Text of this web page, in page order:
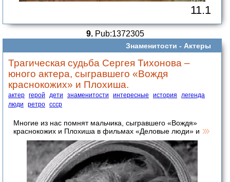
11.1
9.Pub:1372305
Знаменитости - Актеры
Трагическая судьба Сергея Тихонова –
юного актера, сыгравшего «Вождя
краснокожих» и Плохиша.
актер герой дети знаменитости интересные история
легенда
люди
ретро ссср
Многие из нас помнят мальчика, сыгравшего «Вождя»
краснокожих и Плохиша в фильмах «Деловые люди» и